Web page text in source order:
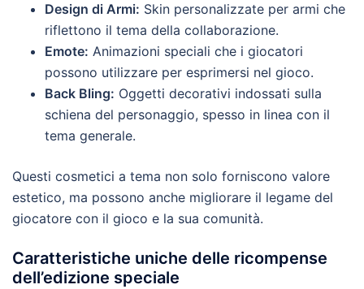
Design di Armi: Skin personalizzate per armi che
riflettono il tema della collaborazione.
Emote: Animazioni speciali che i giocatori
possono utilizzare per esprimersi nel gioco.
Back Bling: Oggetti decorativi indossati sulla
schiena del personaggio, spesso in linea con il
tema generale.
Questi cosmetici a tema non solo forniscono valore
estetico, ma possono anche migliorare il legame del
giocatore con il gioco e la sua comunità.
Caratteristiche uniche delle ricompense
dell’edizione speciale